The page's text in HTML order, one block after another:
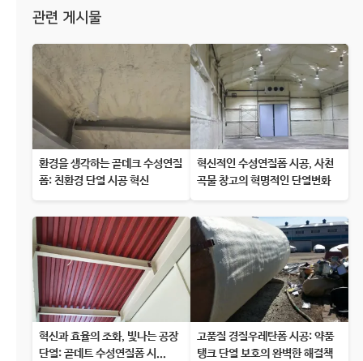
관련 게시물
환경을 생각하는 골데크 수성연질
폼: 친환경 단열 시공 혁신
혁신적인 수성연질폼 시공, 사천
곡물 창고의 혁명적인 단열변화
혁신과 효율의 조화, 빛나는 공장
단열: 골데트 수성연질폼 시...
고품질 경질우레탄폼 시공: 약품
탱크 단열 보호의 완벽한 해결책